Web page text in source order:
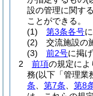
設の管理に関す
ことができる。
(1)
第3条各号
(2)
交流施設の
(3)
前2号に掲
2
前項の規定によ
務(以下「管理業
条
第7条 第8